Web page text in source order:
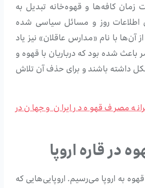
کافه‌ها و قهوه‌خانه تبدیل به
اطلاعات روز و مسائل سیاسی شده
آن‌ها با نام «مدارس عاقلان» نیز یاد
شده بود که درباریان با قهوه و
داشته باشند و برای حذف آن تلاش
مصرف قهوه در ایران و جهان در
در قاره اروپا
به اروپا می‌رسیم. اروپایی‌هایی که